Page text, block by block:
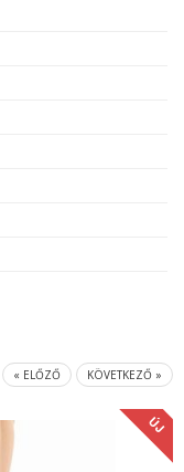
« ELŐZŐ KÖVETKEZŐ »
ÚJ